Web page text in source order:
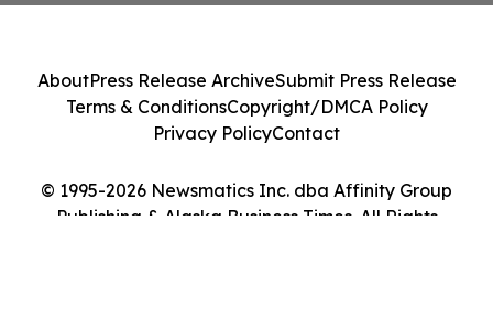
© 1995-2026 Newsmatics Inc. dba Affinity Group
Publishing & Alaska Business Times. All Rights
AboutPress Release ArchiveSubmit Press Release
Terms & ConditionsCopyright/DMCA Policy
Privacy PolicyContact